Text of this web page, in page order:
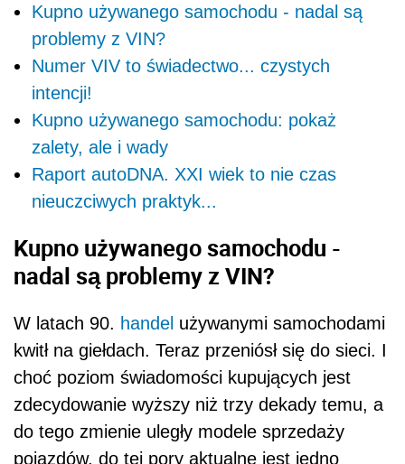
Kupno używanego samochodu - nadal są
problemy z VIN?
Numer VIV to świadectwo... czystych
intencji!
Kupno używanego samochodu: pokaż
zalety, ale i wady
Raport autoDNA. XXI wiek to nie czas
nieuczciwych praktyk...
Kupno używanego samochodu -
nadal są problemy z VIN?
W latach 90. handel używanymi samochodami
kwitł na giełdach. Teraz przeniósł się do sieci. I
choć poziom świadomości kupujących jest
zdecydowanie wyższy niż trzy dekady temu, a
do tego zmienie uległy modele sprzedaży
pojazdów, do tej pory aktualne jest jedno